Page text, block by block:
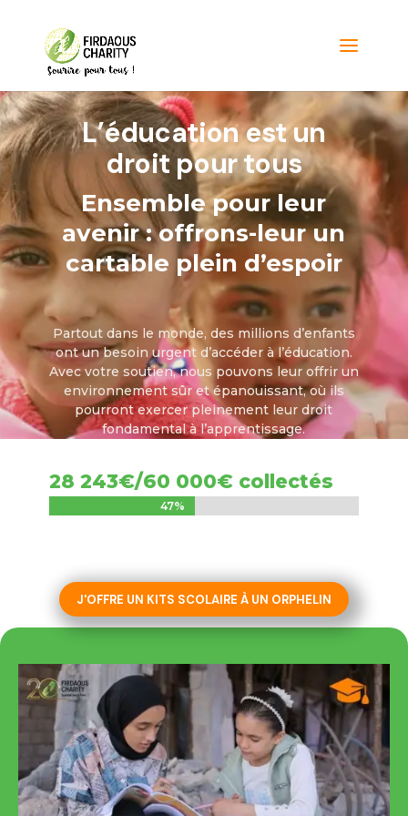
L’éducation est un
droit pour tous
Ensemble pour leur
avenir : offrons-leur un
cartable plein d’espoir
Partout dans le monde, des millions d’enfants
ont un besoin urgent d’accéder à l’éducation.
Avec votre soutien, nous pouvons leur offrir un
environnement sûr et épanouissant, où ils
pourront exercer pleinement leur droit
fondamental à l’apprentissage.
28 243€/60 000€ collectés
47%
47%
J'OFFRE UN KITS SCOLAIRE À UN ORPHELIN